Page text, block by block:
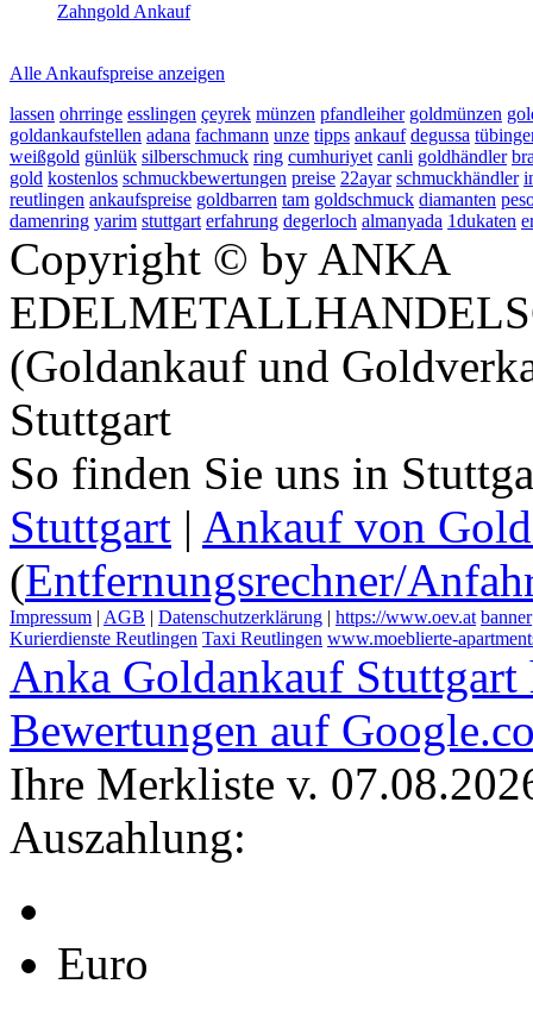
Zahngold Ankauf
Alle Ankaufspreise anzeigen
lassen ohrringe esslingen çeyrek münzen pfandleiher goldmünzen
goldankaufstellen adana fachmann unze tipps ankauf degussa
weißgold günlük silberschmuck ring cumhuriyet canli goldhändler
gold kostenlos schmuckbewertungen preise 22ayar schmuckhändler
reutlingen ankaufspreise goldbarren tam goldschmuck diamanten
damenring yarim stuttgart erfahrung degerloch almanyada 1dukaten
Copyright © by ANKA
(Goldankauf und
Stuttgart
So finden Sie uns in
Stuttgart | Ankauf von
(Entfernungsrechner/
Impressum | AGB | Datenschutzerklärung | https://www.oev.at banner
Kurierdienste Reutlingen Taxi Reutlingen www.moeblierte-
Anka Goldankauf Stuttgart
Bewertungen auf
Ihre Merkliste v.
Auszahlung:
Euro